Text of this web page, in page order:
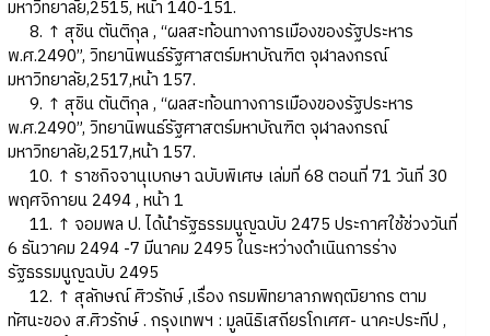
มหาวิทยาลัย,2515, หน้า 140-151.
8. ↑ สุชิน ตันติกุล , “ผลสะท้อนทางการเมืองของรัฐประหาร
พ.ศ.2490”, วิทยานิพนธ์รัฐศาสตร์มหาบัณฑิต จุฬาลงกรณ์
มหาวิทยาลัย,2517,หน้า 157.
9. ↑ สุชิน ตันติกุล , “ผลสะท้อนทางการเมืองของรัฐประหาร
พ.ศ.2490”, วิทยานิพนธ์รัฐศาสตร์มหาบัณฑิต จุฬาลงกรณ์
มหาวิทยาลัย,2517,หน้า 157.
10. ↑ ราชกิจจานุเบกษา ฉบับพิเศษ เล่มที่ 68 ตอนที่ 71 วันที่ 30
พฤศจิกายน 2494 , หน้า 1
11. ↑ จอมพล ป. ได้นำรัฐธรรมนูญฉบับ 2475 ประกาศใช้ช่วงวันที่
6 ธันวาคม 2494 -7 มีนาคม 2495 ในระหว่างดำเนินการร่าง
รัฐธรรมนูญฉบับ 2495
12. ↑ สุลักษณ์ ศิวรักษ์ ,เรื่อง กรมพิทยาลาภพฤฒิยากร ตาม
ทัศนะของ ส.ศิวรักษ์ . กรุงเทพฯ : มูลนิธิเสถียรโกเศศ- นาคะประทีป ,